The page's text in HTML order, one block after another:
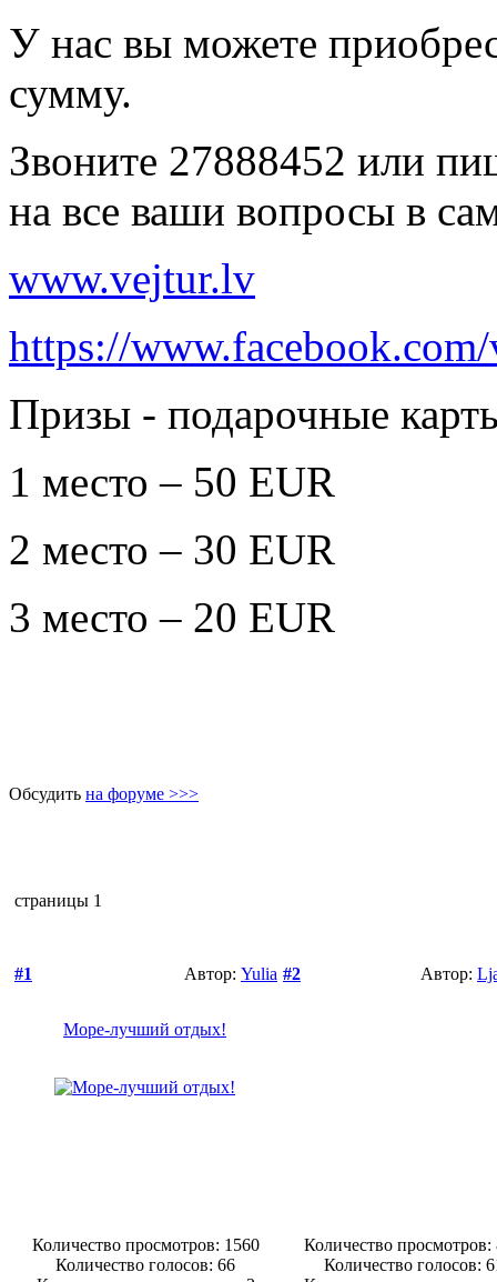
У нас вы можете
сумму.
Звоните 27888452 или
на все ваши вопросы в
www.vejtur.lv
https://
Призы - подарочные
1 место – 50 EUR
2 место – 30 EUR
3 место – 20 EUR
Обсудить на форуме >>>
страницы 1
#1 Автор: Yulia
Море-лучший отдых!
Количество просмотров: 1560
Количество голосов:66
#2 Автор:
Количество просмотров:
Количество голосов: